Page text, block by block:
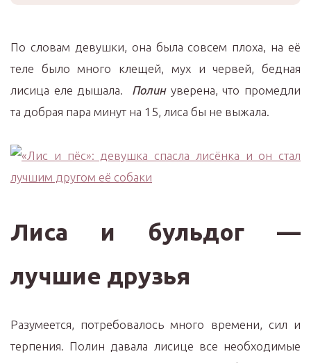
По словам девушки, она была совсем плоха, на её
теле было много клещей, мух и червей, бедная
лисица еле дышала. Полинуверена, что промедли
та добрая пара минут на 15, лиса бы не выжала.
Лиса и бульдог —
лучшие друзья
Разумеется, потребовалось много времени, сил и
терпения. Полин давала лисице все необходимые